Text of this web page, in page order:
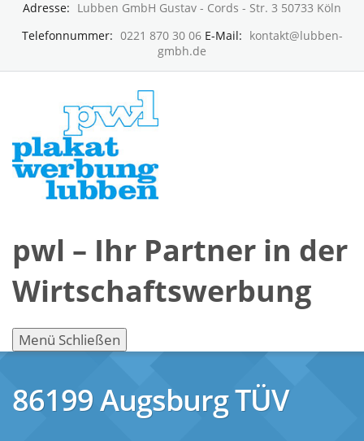
Adresse: Lubben GmbH Gustav - Cords - Str. 3 50733 Köln
Telefonnummer: 0221 870 30 06E-Mail: kontakt@lubben-
gmbh.de
pwl – Ihr Partner in der
Wirtschaftswerbung
Menü Schließen
86199 Augsburg TÜV